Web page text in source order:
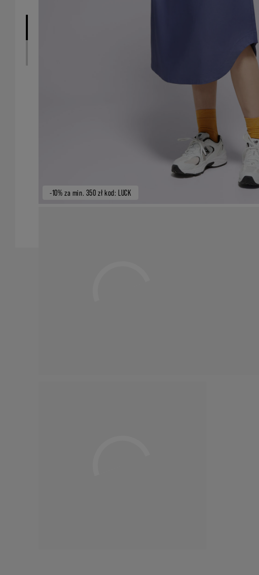
-10% za min. 350 zł kod: LUCK